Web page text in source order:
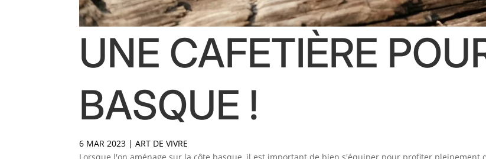
UNE CAFETIÈRE
BASQUE !
6 MAR 2023 |ART DE VIVRE